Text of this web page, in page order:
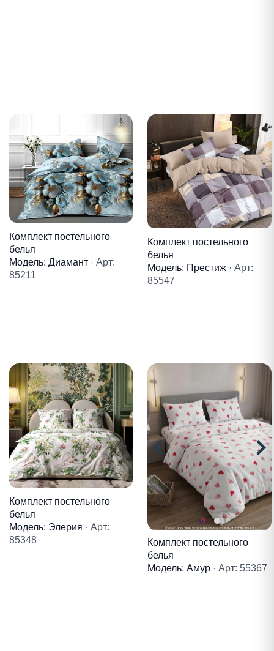
Комплект постельного
белья
Модель: Диамант · Арт:
85211
Комплект постельного
белья
Модель: Престиж · Арт:
85547
Комплект постельного
белья
Модель: Элерия · Арт:
85348
Комплект постельного
белья
Модель: Амур · Арт: 55367